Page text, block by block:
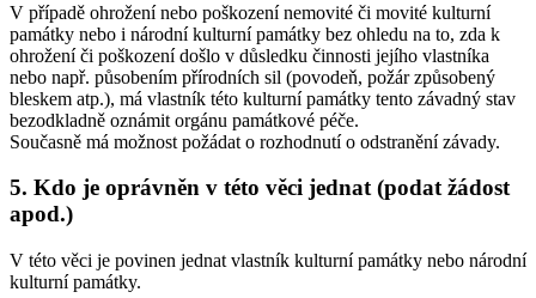
V případě ohrožení nebo poškození nemovité či movité kulturní
památky nebo i národní kulturní památky bez ohledu na to, zda k
ohrožení či poškození došlo v důsledku činnosti jejího vlastníka
nebo např. působením přírodních sil (povodeň, požár způsobený
bleskem atp.), má vlastník této kulturní památky tento závadný stav
bezodkladně oznámit orgánu památkové péče.
Současně má možnost požádat o rozhodnutí o odstranění závady.
5. Kdo je oprávněn v této věci jednat (podat žádost
apod.)
V této věci je povinen jednat vlastník kulturní památky nebo národní
kulturní památky.